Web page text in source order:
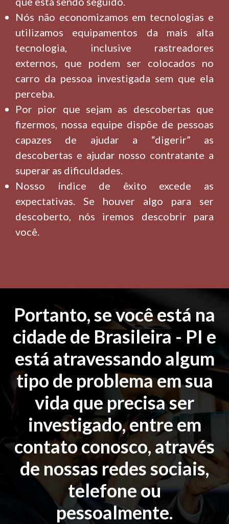
Nós não economizamos em tecnologias e
utilizamos equipamentos da mais alta
tecnologia, inclusive rastreadores
externos, que podem ser colocados no
carro da pessoa investigada sem que ela
perceba.
Por pior que sejam as descobertas que
fizermos, nossa equipe dispõe de pessoas
capazes de ajudar a “digerir” as
descobertas e ajudar nosso contratante a
superar as dificuldades.
Nosso índice de êxito excede as
expectativas. Se houver algo para ser
descoberto, nós iremos descobrir para
você.
Portanto, se você está na
cidade de Brasileira - PI e
está atravessando algum
tipo de problema em sua
vida que precisa ser
investigado, entre em
contato conosco, através
de nossas redes sociais,
telefone ou
pessoalmente.